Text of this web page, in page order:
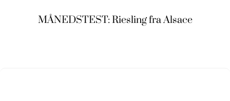
MÅNEDSTEST: Riesling fra Alsace